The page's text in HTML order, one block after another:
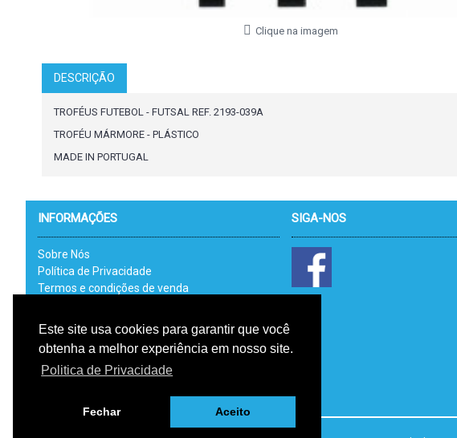
Este site usa cookies para garantir que você
obtenha a melhor experiência em nosso site.
Politica de Privacidade
Fechar Aceito
Clique na imagem
DESCRIÇÃO
TROFÉUS FUTEBOL - FUTSAL REF. 2193-039A
TROFÉU MÁRMORE - PLÁSTICO
MADE IN PORTUGAL
INFORMAÇÕES
Sobre Nós
Política de Privacidade
Termos e condições de venda
Link Uteis - RAL
Livro de Reclamações Electrónico
RGPD
SIGA-NOS